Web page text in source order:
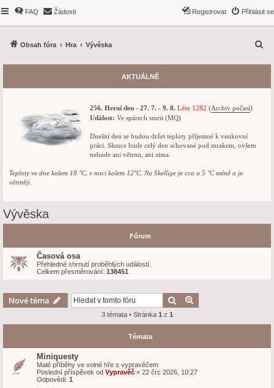
FAQ Žádosti Přihlásit se
Registrovat
Obsah fóra Hra Vývěska
d
AKTUÁLNĚ
256. Herní den - 27. 7. - 9. 8. Léto 1282 (Archiv počasí)
Událost: Ve spárech smrti (MQ)
Dnešní den se budou držet teploty příjemné k venkovní
práci. Slunce bude celý den schované pod mrakem, ovšem
nebude ani větrno, ani zima.
Teploty ve dne kolem 18 °C, v noci kolem 12°C. Na Skellige je cca o 5 °C méně a je
větrněji.
Vývěska
Fórum
Časová osa
Přehledné shrnutí proběhlých událostí.
Celkem přesměrování: 138451
Nové téma Hledat
3 témata • Stránka 1 z 1
Témata
Miniquesty
Malé příběhy ve volné hře s vypravěčem
Poslední příspěvek od Vypravěč « 22 črc 2026, 10:27
Odpovědi: 1